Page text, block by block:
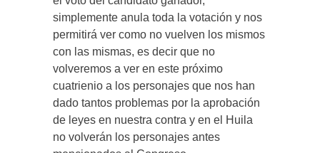
simplemente anula toda la votación y nos
permitirá ver como no vuelven los mismos
con las mismas, es decir que no
volveremos a ver en este próximo
cuatrienio a los personajes que nos han
dado tantos problemas por la aprobación
de leyes en nuestra contra y en el Huila
no volverán los personajes antes